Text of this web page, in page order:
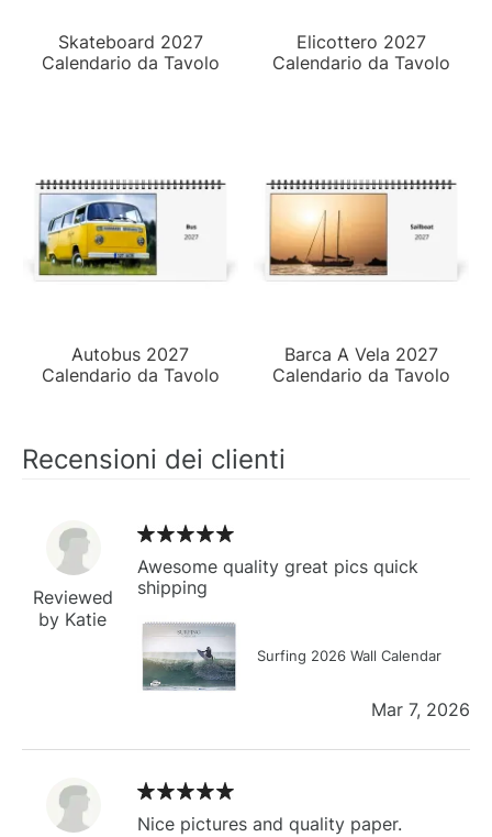
Skateboard 2027
Calendario da Tavolo
Elicottero 2027
Calendario da Tavolo
Autobus 2027
Calendario da Tavolo
Barca A Vela 2027
Calendario da Tavolo
Recensioni dei clienti
Reviewed
by Katie
Awesome quality great pics quick
shipping
Surfing 2026 Wall Calendar
Mar 7, 2026
Nice pictures and quality paper.